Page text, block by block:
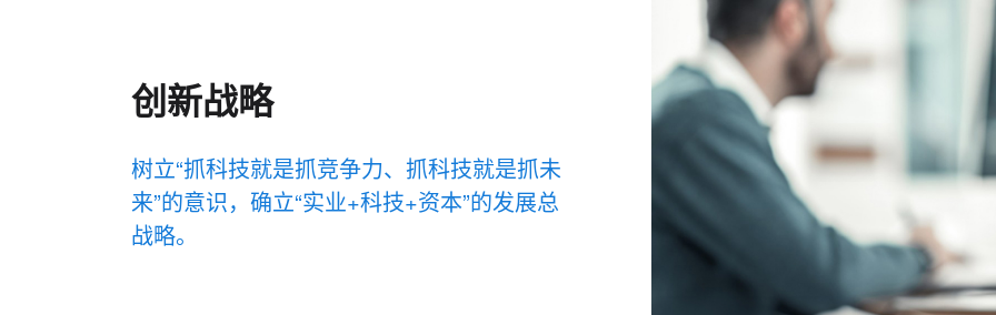
创新战略
树立“抓科技就是抓竞争力、抓科技就是抓未
来”的意识，确立“实业+科技+资本”的发展总
战略。